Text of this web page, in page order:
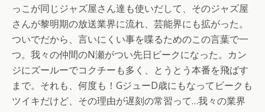
っこが同じジャズ屋さん達も使いだして、そのジャズ屋
さんが黎明期の放送業界に流れ、芸能界にも拡がった。
ついでだから、言いにくい事を喋るためのこの言葉で一
つ。我々の仲間のN瀬がつい先日ビークになった。カン
ジにズールーでコクチーも多く、とうとう本番を飛ばす
まで。それも、何度も！GジューD歳にもなってビークも
ツイキだけど、その理由が遅刻の常習って…我々の業界